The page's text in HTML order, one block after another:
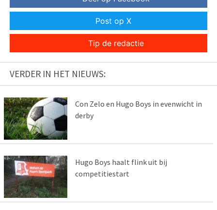
Post op X
Tip de redactie
VERDER IN HET NIEUWS:
Con Zelo en Hugo Boys in evenwicht in
derby
Hugo Boys haalt flink uit bij
competitiestart